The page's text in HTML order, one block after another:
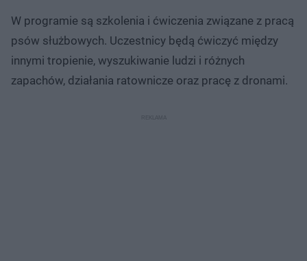
W programie są szkolenia i ćwiczenia związane z pracą
psów służbowych. Uczestnicy będą ćwiczyć między
innymi tropienie, wyszukiwanie ludzi i różnych
zapachów, działania ratownicze oraz pracę z dronami.